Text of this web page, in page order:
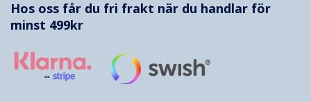
Hos oss får du fri frakt när du handlar för
minst 499kr